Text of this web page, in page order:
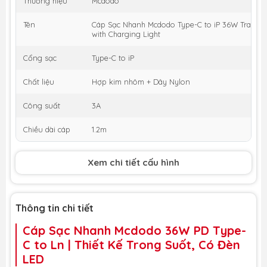
Tên
Cáp Sạc Nhanh Mcdodo Type-C to iP 36W
with Charging Light
Cổng sạc Type-C to iP
Chất liệu Hợp kim nhôm + Dây Nylon
Công suất 3A
Chiều dài cáp 1.2m
Xem chi tiết cấu hình
Thông tin chi tiết
Cáp Sạc Nhanh Mcdodo 36W PD Type-
C to Ln | Thiết Kế Trong Suốt, Có Đèn
LED